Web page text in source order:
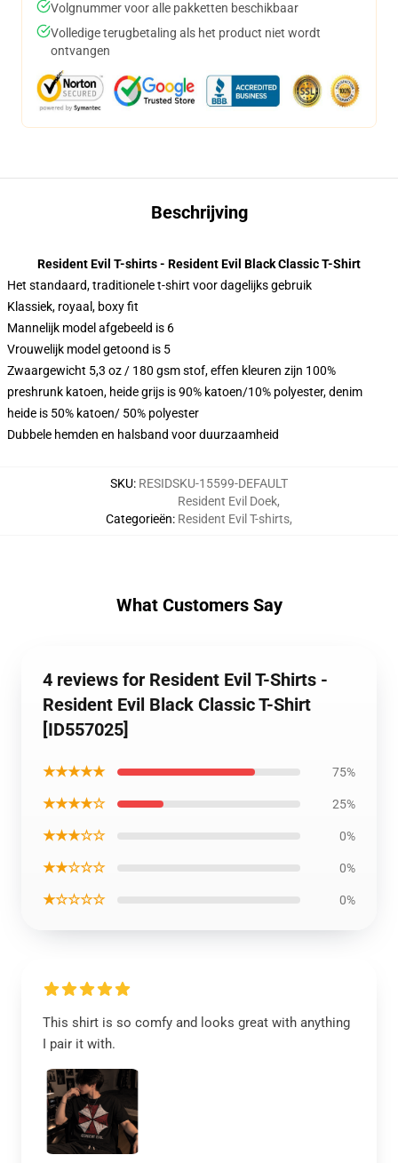
Volgnummer voor alle pakketten beschikbaar
Volledige terugbetaling als het product niet wordt
ontvangen
Beschrijving
Resident Evil T-shirts - Resident Evil Black Classic T-Shirt
Het standaard, traditionele t-shirt voor dagelijks gebruik
Klassiek, royaal, boxy fit
Mannelijk model afgebeeld is 6
Vrouwelijk model getoond is 5
Zwaargewicht 5,3 oz / 180 gsm stof, effen kleuren zijn 100%
preshrunk katoen, heide grijs is 90% katoen/10% polyester, denim
heide is 50% katoen/ 50% polyester
Dubbele hemden en halsband voor duurzaamheid
SKU: RESIDSKU-15599-DEFAULT
Categorieën:
Resident Evil Doek,
Resident Evil T-shirts,
What Customers Say
4 reviews for Resident Evil T-Shirts -
Resident Evil Black Classic T-Shirt
[ID557025]
★★★★★ 75%
★★★★☆ 25%
★★★☆☆ 0%
★★☆☆☆ 0%
★☆☆☆☆ 0%
This shirt is so comfy and looks great with anything
I pair it with.